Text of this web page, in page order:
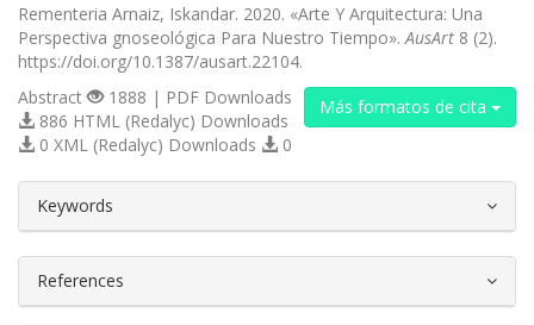
Rementeria Arnaiz, Iskandar. 2020. «Arte Y Arquitectura: Una
Perspectiva gnoseológica Para Nuestro Tiempo». AusArt 8 (2).
https://doi.org/10.1387/ausart.22104.
Más formatos de cita
Abstract
1888 | PDF Downloads
886 HTML (Redalyc) Downloads
0 XML (Redalyc) Downloads
0
Keywords
References